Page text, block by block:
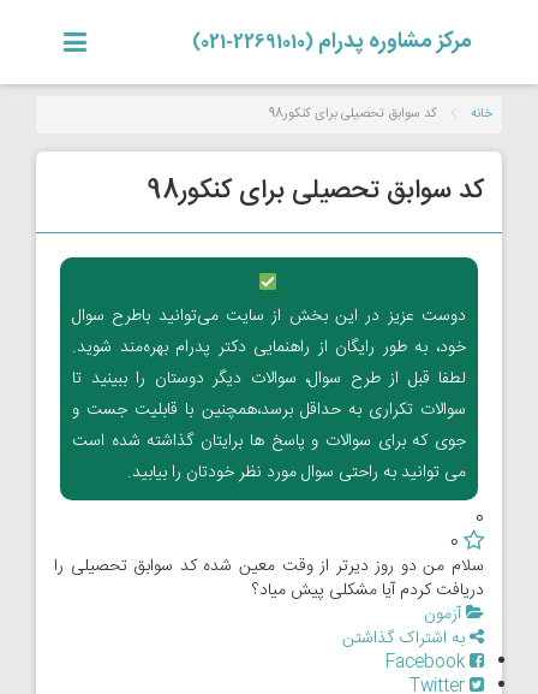
مرکز مشاوره پدرام (22691010-021)
خانه کد سوابق تحصیلی برای کنکور98
کد سوابق تحصیلی برای کنکور98
دوست عزیز در این بخش از سایت می‌توانید باطرح سوال
خود، به طور رایگان از راهنمایی دکتر پدرام بهره‌مند شوید.
لطفا قبل از طرح سوال، سوالات دیگر دوستان را ببینید تا
سوالات تکراری به حداقل برسد،همچنین با قابلیت جست و
جوی که برای سوالات و پاسخ ها برایتان گذاشته شده است
می توانید به راحتی سوال مورد نظر خودتان را بیابید.
0
0
سلام من دو روز دیرتر از وقت معین شده کد سوابق تحصیلی را
دریافت کردم آیا مشکلی پیش میاد؟
آزمون
به اشتراک گذاشتن